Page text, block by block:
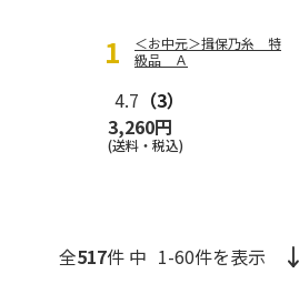
＜お中元＞揖保乃糸 特
級品 Ａ
4.7 （3）
3,260円
(送料・税込)
全517件 中 1-60件を表示